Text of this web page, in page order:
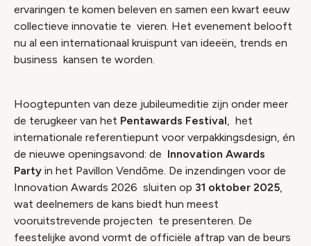
ervaringen te komen beleven en samen een kwart eeuw
collectieve innovatie te vieren. Het evenement belooft
nu al een internationaal kruispunt van ideeën, trends en
business kansen te worden.
Hoogtepunten van deze jubileumeditie zijn onder meer
de terugkeer van het Pentawards Festival , het
internationale referentiepunt voor verpakkingsdesign, én
de nieuwe openingsavond: de Innovation Awards
Party in het Pavillon Vendôme. De inzendingen voor de
Innovation Awards 2026 sluiten op 31 oktober 2025
wat deelnemers de kans biedt hun meest
vooruitstrevende projecten te presenteren. De
feestelijke avond vormt de officiële aftrap van de beurs